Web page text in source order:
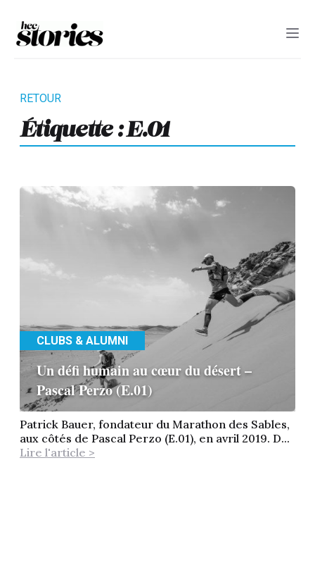
Étiquette : E.01
CLUBS & ALUMNI
Un défi humain au cœur du désert –
Pascal Perzo (E.01)
Patrick Bauer, fondateur du Marathon des Sables,
aux côtés de Pascal Perzo (E.01), en avril 2019. D...
Lire l'article >